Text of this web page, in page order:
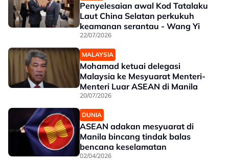
Penyelesaian awal Kod Tatalaku
Laut China Selatan perkukuh
keamanan serantau - Wang Yi
22/07/2026
MALAYSIA
Mohamad ketuai delegasi
Malaysia ke Mesyuarat Menteri-
Menteri Luar ASEAN di Manila
20/07/2026
DUNIA
ASEAN adakan mesyuarat di
Manila bincang tindak balas
bencana keselamatan
02/04/2026